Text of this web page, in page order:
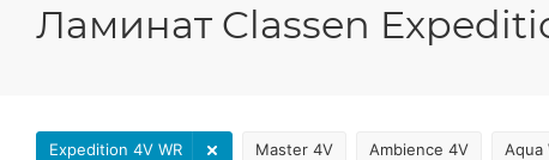
Ламинат Classen
Master 4V Ambience 4V Aqua
Expedition 4V WR